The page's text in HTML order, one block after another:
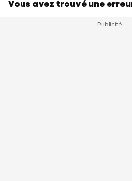
Vous avez trouvé une